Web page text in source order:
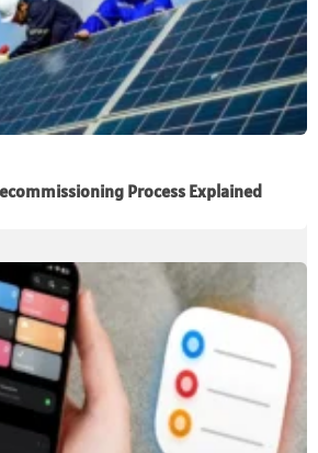
Process Explained